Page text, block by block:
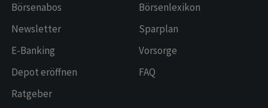
Börsenabos
Newsletter
E-Banking
Depot eröffnen
Ratgeber
Börsenlexikon
Sparplan
Vorsorge
FAQ